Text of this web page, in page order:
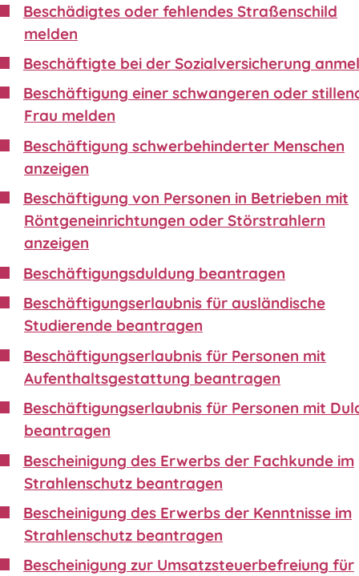
Beschädigtes oder fehlendes Straßenschild
melden
Beschäftigte bei der Sozialversicherung
Beschäftigung einer schwangeren oder
Frau melden
Beschäftigung schwerbehinderter Menschen
anzeigen
Beschäftigung von Personen in Betrieben mit
Röntgeneinrichtungen oder Störstrahlern
anzeigen
Beschäftigungsduldung beantragen
Beschäftigungserlaubnis für ausländische
Studierende beantragen
Beschäftigungserlaubnis für Personen mit
Aufenthaltsgestattung beantragen
Beschäftigungserlaubnis für Personen mit
beantragen
Bescheinigung des Erwerbs der Fachkunde im
Strahlenschutz beantragen
Bescheinigung des Erwerbs der Kenntnisse im
Strahlenschutz beantragen
Bescheinigung zur Umsatzsteuerbefreiung für